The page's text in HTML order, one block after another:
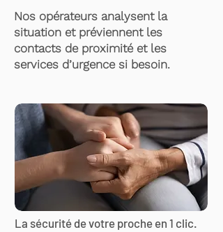
Nos opérateurs analysent la
situation et préviennent les
contacts de proximité et les
services d’urgence si besoin.
La sécurité de votre proche en 1 clic.